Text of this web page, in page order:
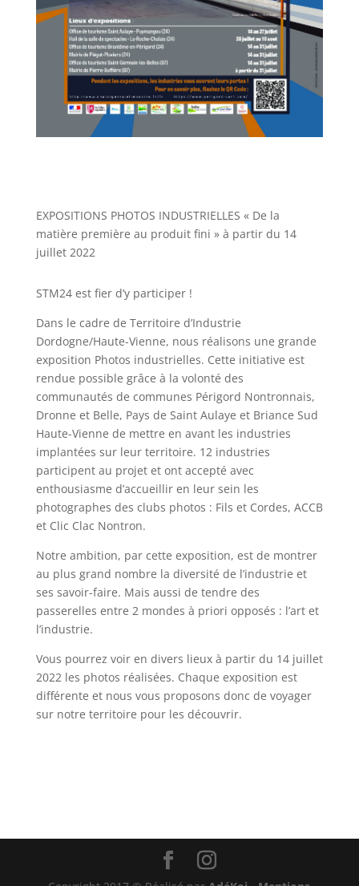
EXPOSITIONS PHOTOS INDUSTRIELLES « De la
matière première au produit fini » à partir du 14
juillet 2022
STM24 est fier d’y participer !
Dans le cadre de Territoire d’Industrie
Dordogne/Haute-Vienne, nous réalisons une grande
exposition Photos industrielles. Cette initiative est
rendue possible grâce à la volonté des
communautés de communes Périgord Nontronnais,
Dronne et Belle, Pays de Saint Aulaye et Briance Sud
Haute-Vienne de mettre en avant les industries
implantées sur leur territoire. 12 industries
participent au projet et ont accepté avec
enthousiasme d’accueillir en leur sein les
photographes des clubs photos : Fils et Cordes, ACCB
et Clic Clac Nontron.
Notre ambition, par cette exposition, est de montrer
au plus grand nombre la diversité de l’industrie et
ses savoir-faire. Mais aussi de tendre des
passerelles entre 2 mondes à priori opposés : l’art et
l’industrie.
Vous pourrez voir en divers lieux à partir du 14 juillet
2022 les photos réalisées. Chaque exposition est
différente et nous vous proposons donc de voyager
sur notre territoire pour les découvrir.